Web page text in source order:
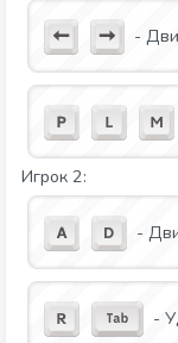
-
Игрок 2:
-
-